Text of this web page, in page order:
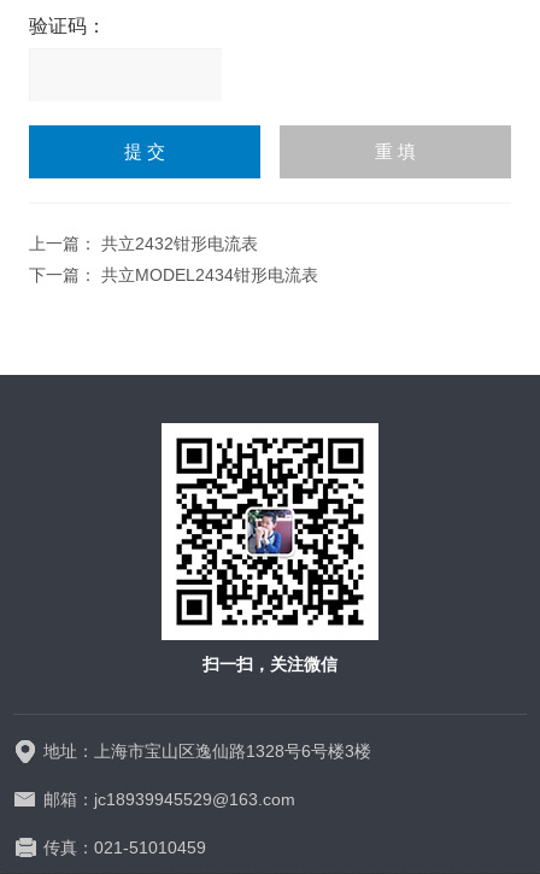
验证码：
上一篇： 共立2432钳形电流表
下一篇： 共立MODEL2434钳形电流表
扫一扫，关注微信
地址：上海市宝山区逸仙路1328号6号楼3楼
邮箱：jc18939945529@163.com
传真：021-51010459